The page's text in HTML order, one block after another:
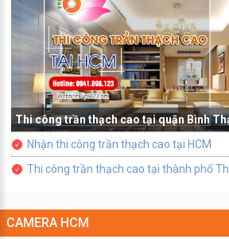
Thi công trần thạch cao tại quận Bình
Nhận thi công trần thạch cao tại HCM
Thi công trần thạch cao tại thành phố
CAMERA HCM